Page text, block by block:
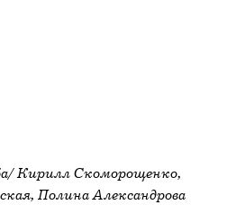
Кирилл Скоморощенко,
Полина Александрова